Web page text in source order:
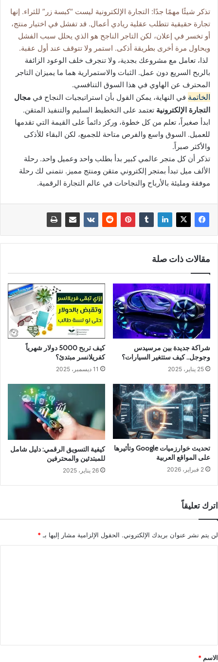
تذكر شيئًا مهمًا جدًا: التجارة الإلكترونية ليست “كبسة زر” للثراء. إنها
تجارة حقيقية تتطلب عقلية ريادي أعمال. قد تفشل في اختيار منتج،
أو تخسر في إعلان، لكن التاجر الناجح هو الذي يحلل سبب الفشل
ويحاول مرة أخرى بطريقة أذكى. استمر ولا تتوقف عند أول عقبة.
لذا، تعامل مع مشروعك بجدية، ولا تنجرف خلف الوعود الزائفة
بالربح السريع دون عمل. الثبات والاستمرارية هما ما يميزان التاجر
المحترف عن الهاوي في هذا السوق التنافسي.
الخاتمة في النهاية، يمكن القول بأن استراتيجيات النجاح في مجال
التجارة الإلكترونية تعتمد على التخطيط السليم والتنفيذ المتقن.
ابدأ صغيراً، تعلم من كل خطوة، وركز دائماً على القيمة التي تقدمها
للعميل. السوق واسع والفرص متاحة للجميع، لكن البقاء للأذكى
والأكثر صبراً.
تذكر أن كل متجر عالمي كبير بدأ بطلب واحد وعميل واحد. رحلة
الألف ميل تبدأ بمتجر إلكتروني متقن ومنتج مميز. نتمنى لك رحلة
موفقة ومليئة بالأرباح والنجاحات في عالم التجارة الرقمية.
مقالات ذات صلة
شراكة جديدة بين مرسيدس
وجوجل.. كيف ستتغير السيارات؟
25 يناير، 2025
كيف تربح 5000 دولار شهرياً
كفريلانسر مبتدئ؟
11 ديسمبر، 2025
تحديث خوارزميات Google وتأثيرها
على المواقع العربية
2 فبراير، 2026
كيفية التسويق الرقمي: دليل شامل
للمبتدئين والمحترفين
26 يناير، 2025
اترك تعليقاً
لن يتم نشر عنوان بريدك الإلكتروني. الحقول الإلزامية مشار إليها بـ *
*
الاسم *